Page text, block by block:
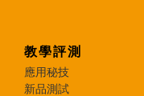
教學評測
應用秘技
新品測試